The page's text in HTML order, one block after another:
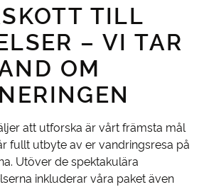
TILL
– VI TAR
OM
att utforska är vårt främsta mål
fullt utbyte av er vandringsresa på
Utöver de spektakulära
inkluderar våra paket även